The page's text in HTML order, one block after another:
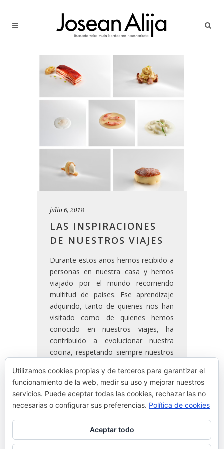
julio 6, 2018
LAS INSPIRACIONES
DE NUESTROS VIAJES
Durante estos años hemos recibido a
personas en nuestra casa y hemos
viajado por el mundo recorriendo
multitud de países. Ese aprendizaje
adquirido, tanto de quienes nos han
visitado como de quienes hemos
conocido en nuestros viajes, ha
contribuido a evolucionar nuestra
cocina, respetando siempre nuestros
estacionales, con nuestros recuerdos
y nuestra memoria, pero adaptados a
nuestra experiencia por el mundo.
READ MORE
Utilizamos cookies propias y de terceros para garantizar el
funcionamiento de la web, medir su uso y mejorar nuestros
servicios. Puede aceptar todas las cookies, rechazar las no
necesarias o configurar sus preferencias. Política de cookies
Aceptar todo